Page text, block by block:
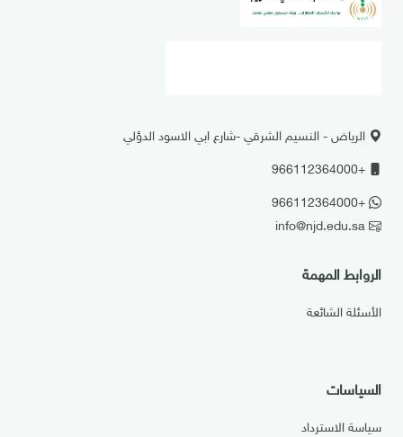
الرياض - النسيم الشرقي -شارع ابي الاسود الدؤلي
+966112364000
+966112364000
info@njd.edu.sa
الروابط المهمة
الأسئلة الشائعة
السياسات
سياسة الاسترداد